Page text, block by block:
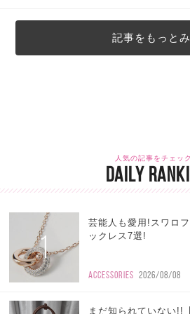
記事をもっと
人気の記事をチェッ
DAILY
1
芸能人も愛用!スワロ
ックレス7選!
ACCESSORIES 2026/08/08
まだ知られていない!!